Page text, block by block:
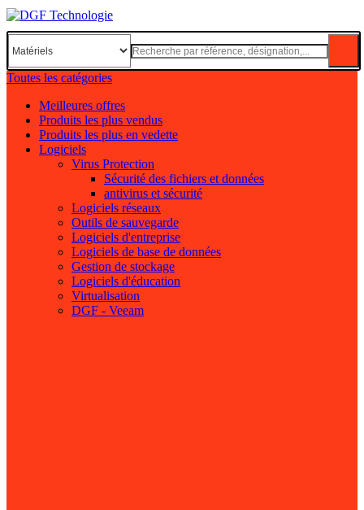
Toutes les catégories
Meilleures offres
Produits les plus vendus
Produits les plus en vedette
Logiciels
Virus Protection
Sécurité des fichiers et données
antivirus et sécurité
Logiciels réseaux
Outils de sauvegarde
Logiciels d'entreprise
Logiciels de base de données
Gestion de stockage
Logiciels d'éducation
Virtualisation
DGF - Veeam